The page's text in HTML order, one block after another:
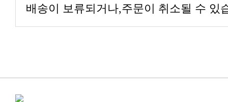
배송이 보류되거나,주문이 취소될 수 있